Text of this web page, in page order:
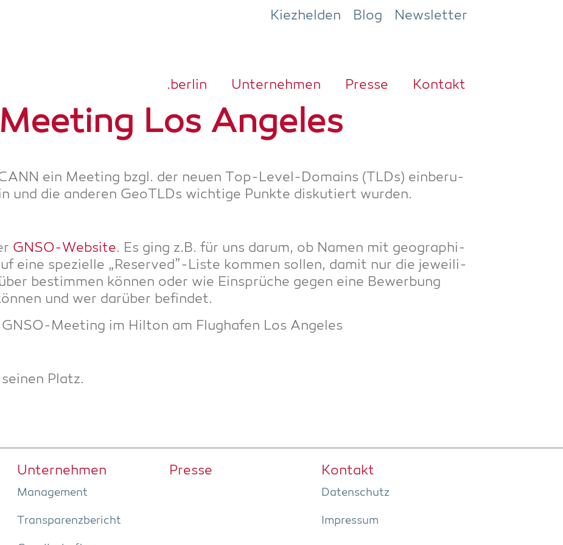
Kiezhelden Blog Newsletter
.ber­lin Unter­neh­men Pres­se Kon­takt
Los Angeles
ein Mee­ting bzgl. der neu­en Top-Level-Domains (TLDs) ein­be­ru­
und die ande­ren GeoTLDs wich­ti­ge Punk­te dis­ku­tiert wurden.
GNSO-Web­site. Es ging z.B. für uns dar­um, ob Namen mit geo­gra­phi­
eine spe­zi­el­le „Reserved”-Liste kom­men sol­len, damit nur die jewei­li­
bestim­men kön­nen oder wie Ein­sprü­che gegen eine Bewer­bung
und wer dar­über befindet.
Mee­ting im Hil­ton am Flug­ha­fen Los Angeles
Platz.
Unter­neh­men
Manage­ment
Trans­pa­renz­be­richt
Pres­se Kon­takt
Daten­schutz
Impres­sum